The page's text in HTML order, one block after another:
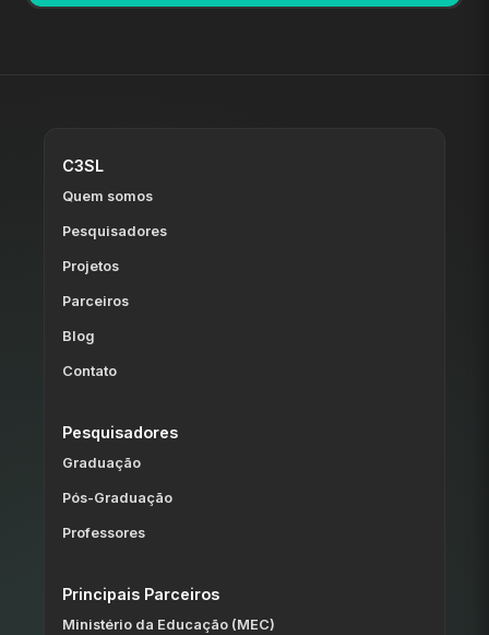
C3SL
Quem somos
Pesquisadores
Projetos
Parceiros
Blog
Contato
Pesquisadores
Graduação
Pós-Graduação
Professores
Principais Parceiros
Ministério da Educação (MEC)